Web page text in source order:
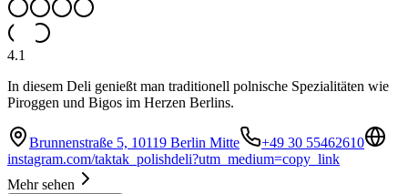
4.1
In diesem Deli genießt man traditionell polnische Spezialitäten wie
Piroggen und Bigos im Herzen Berlins.
Brunnenstraße 5, 10119 Berlin Mitte
+49 30 55462610
instagram.com/taktak_polishdeli?utm_medium=copy_link
Mehr sehen